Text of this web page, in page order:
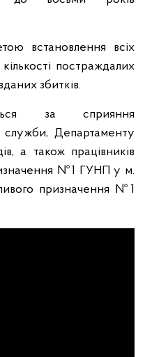
встановлення всіх
постраждалих
збитків.
за сприяння
служби, Департаменту
а також працівників
№1 ГУНП у м.
призначення №1